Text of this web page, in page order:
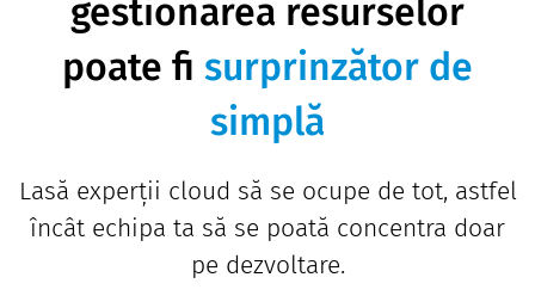
gestionarea resurselor
poate fi surprinzător de
simplă
Lasă experții cloud să se ocupe de tot, astfel
încât echipa ta să se poată concentra doar
pe dezvoltare.